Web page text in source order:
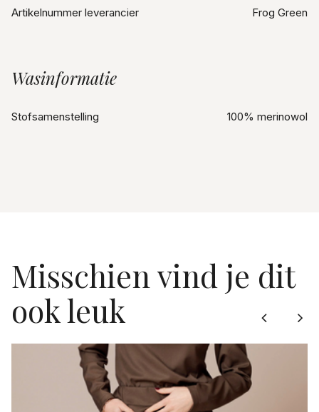
Artikelnummer leverancier Frog Green
Wasinformatie
Stofsamenstelling 100% merinowol
Misschien vind je dit
ook leuk